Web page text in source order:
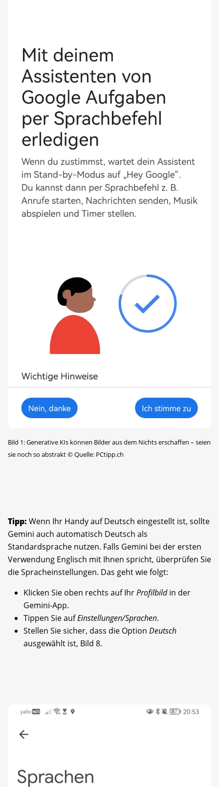
Bild 1: Generative KIs können Bilder aus dem Nichts erschaffen – seien
sie noch so abstrakt©Quelle: PCtipp.ch
Tipp: Wenn Ihr Handy auf Deutsch eingestellt ist, sollte
Gemini auch automatisch Deutsch als
Standardsprache nutzen. Falls Gemini bei der ersten
Verwendung Englisch mit Ihnen spricht, überprüfen Sie
die Spracheinstellungen. Das geht wie folgt:
Klicken Sie oben rechts auf IhrProfilbildin der
Gemini-App.
Tippen Sie aufEinstellungen/Sprachen.
Stellen Sie sicher, dass die Option Deutsch
ausgewählt ist, Bild 8.